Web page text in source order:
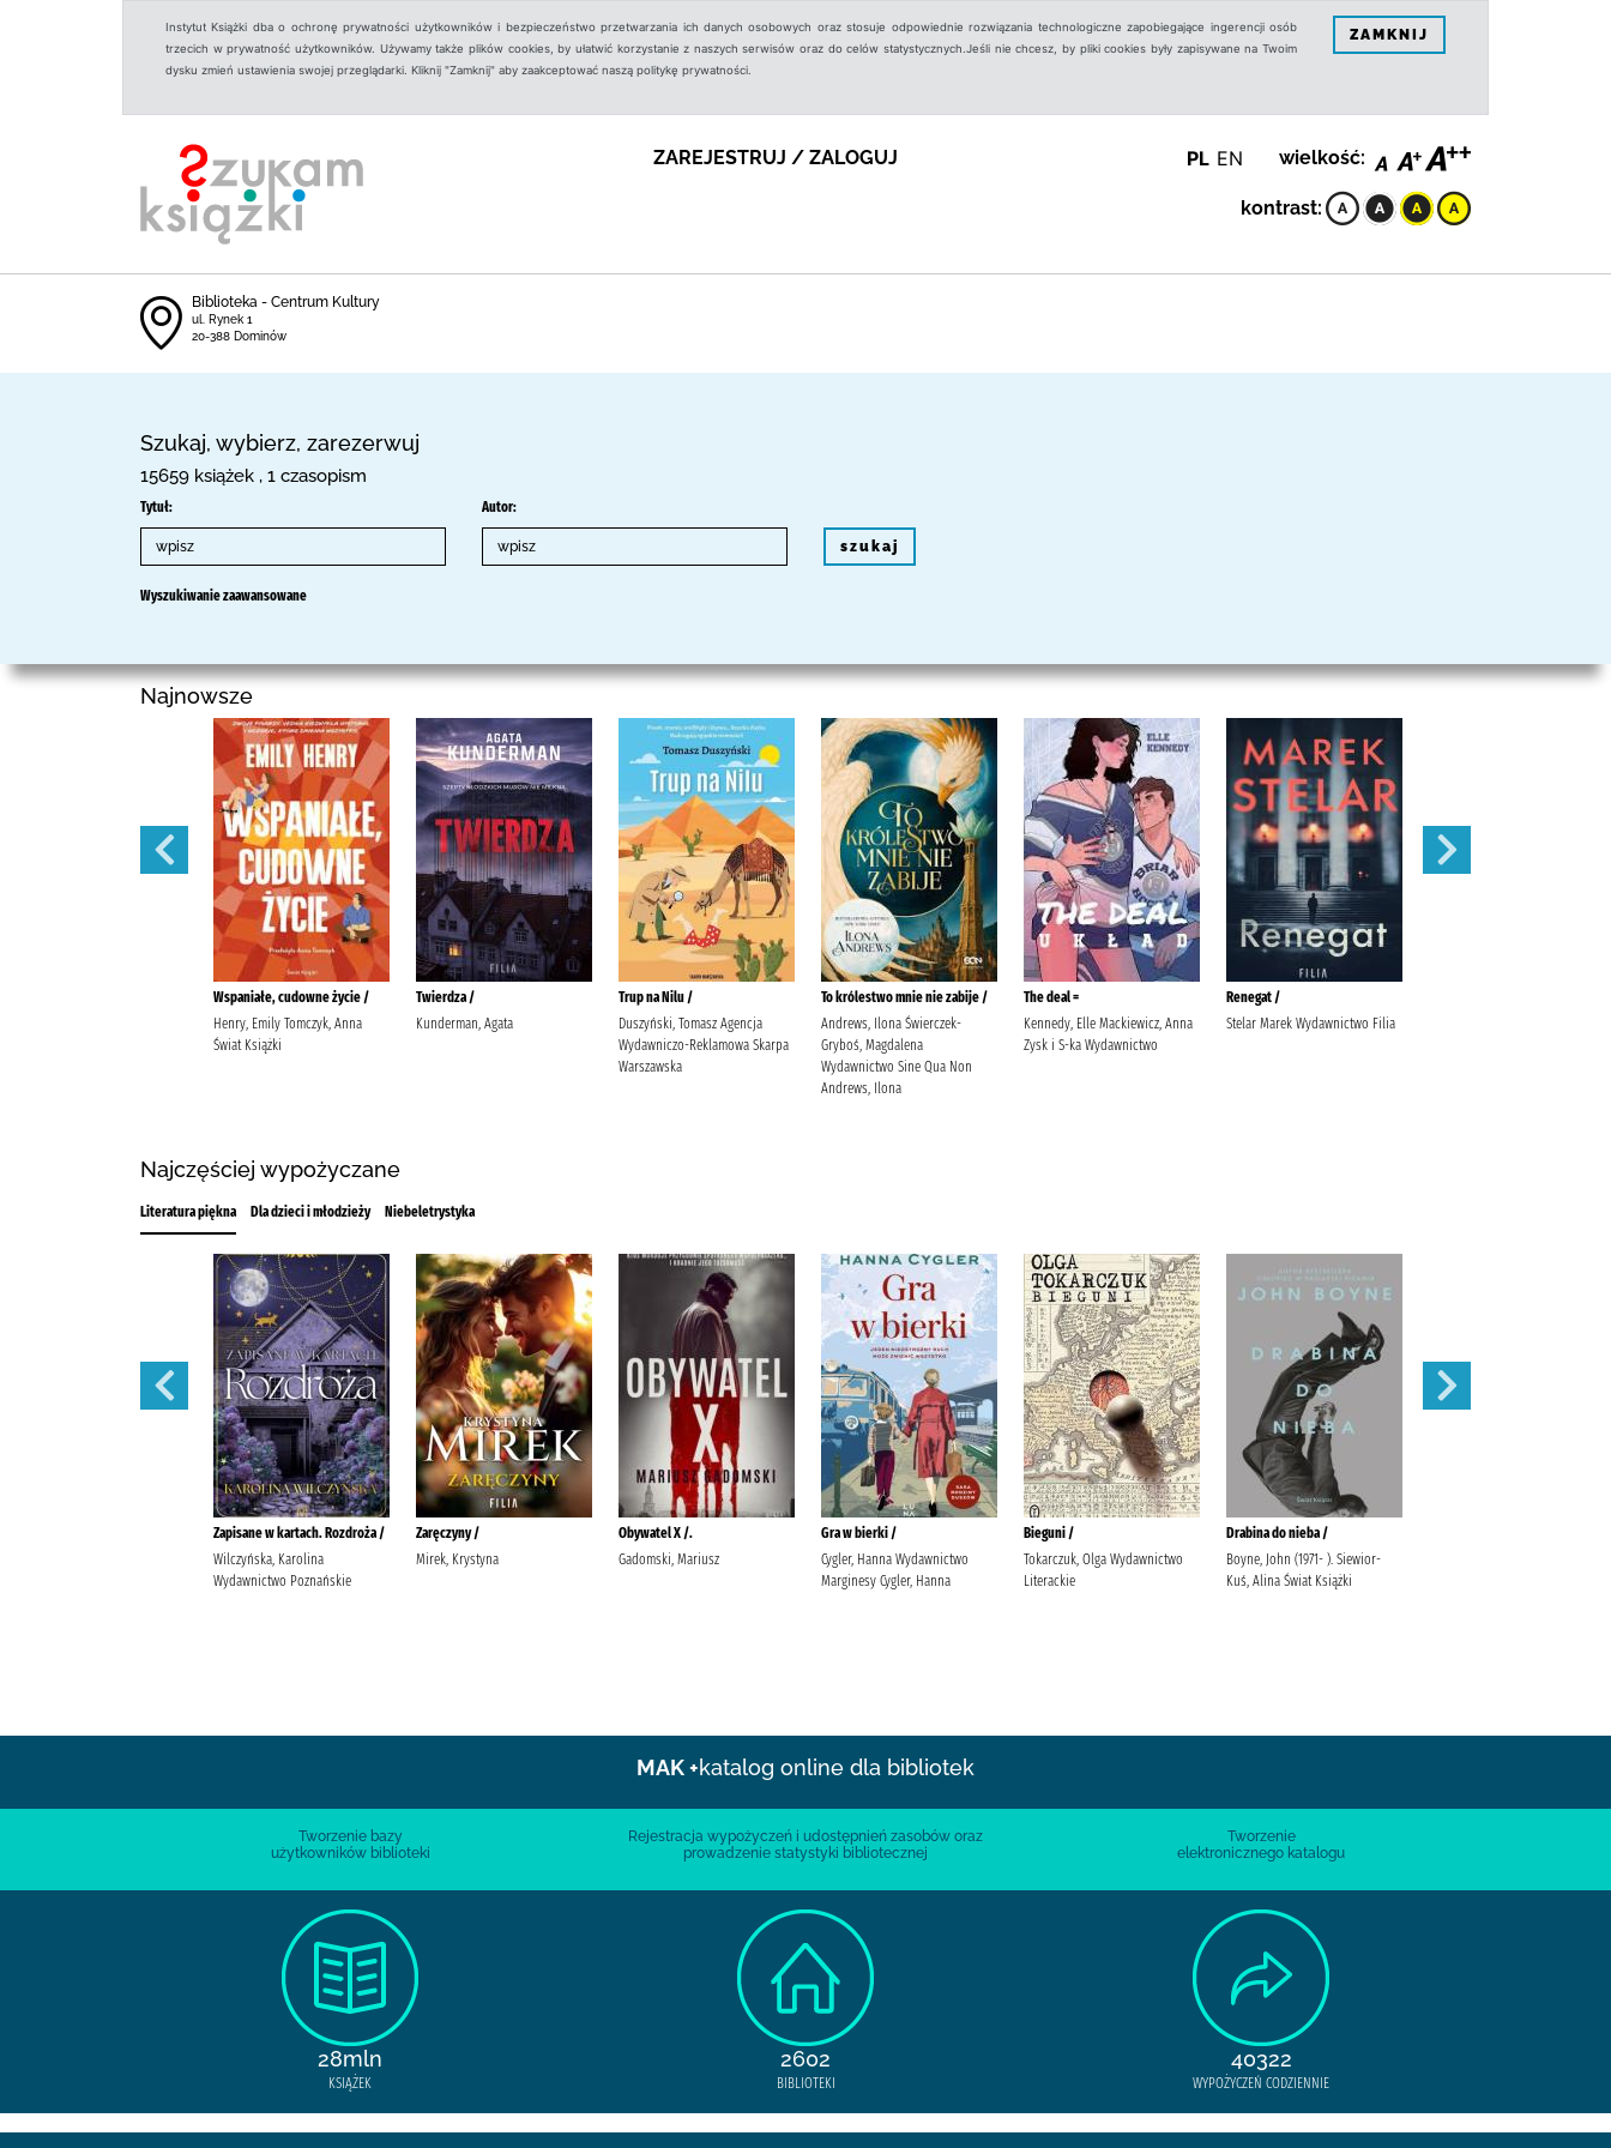
Instytut Książki dba o ochronę prywatności użytkowników i bezpieczeństwo przetwarzania ich danych osobowych oraz stosuje odpowiednie rozwiązania technologiczne zapobiegające ingerencji osób
trzecich w prywatność użytkowników. Używamy także plików cookies, by ułatwić korzystanie z naszych serwisów oraz do celów statystycznych.Jeśli nie chcesz, by pliki cookies były zapisywane na Twoim
dysku zmień ustawienia swojej przeglądarki. Kliknij "Zamknij" aby zaakceptować naszą politykę prywatności.
ZAMKNIJ
ZAREJESTRUJ / ZALOGUJ PL EN wielkość:
kontrast:
Biblioteka - Centrum Kultury
ul. Rynek 1
20-388 Dominów
Szukaj, wybierz, zarezerwuj
15659 książek , 1 czasopism
Tytuł: Autor:
szukaj
Wyszukiwanie zaawansowane
Najnowsze
Wspaniałe, cudowne życie /
Henry, Emily Tomczyk, Anna
Świat Książki
Twierdza /
Kunderman, Agata
Trup na Nilu /
Duszyński, Tomasz Agencja
Wydawniczo-Reklamowa Skarpa
Warszawska
To królestwo mnie nie zabije /
Andrews, Ilona Świerczek-
Gryboś, Magdalena
Wydawnictwo Sine Qua Non
Andrews, Ilona
The deal =
Kennedy, Elle Mackiewicz, Anna
Zysk i S-ka Wydawnictwo
Renegat /
Stelar Marek Wydawnictwo Filia
Najczęściej wypożyczane
Literatura piękna Dla dzieci i młodzieży Niebeletrystyka
Zapisane w kartach. Rozdroża /
Wilczyńska, Karolina
Wydawnictwo Poznańskie
Zaręczyny /
Mirek, Krystyna
Obywatel X /.
Gadomski, Mariusz
Gra w bierki /
Cygler, Hanna Wydawnictwo
Marginesy Cygler, Hanna
Bieguni /
Tokarczuk, Olga Wydawnictwo
Literackie
Drabina do nieba /
Boyne, John (1971- ). Siewior-
Kuś, Alina Świat Książki
MAK +katalog online dla bibliotek
Tworzenie bazy
użytkowników biblioteki
Rejestracja wypożyczeń i udostępnień zasobów oraz
prowadzenie statystyki bibliotecznej
Tworzenie
elektronicznego katalogu
28mln
KSIĄŻEK
2602
BIBLIOTEKI
40322
WYPOŻYCZEŃ CODZIENNIE